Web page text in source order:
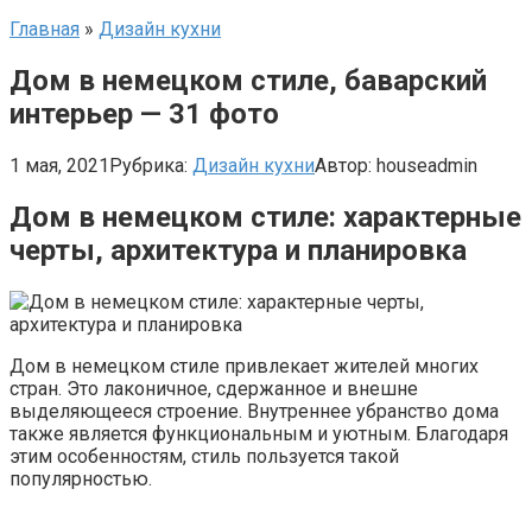
Главная » Дизайн кухни
Дом в немецком стиле, баварский
интерьер — 31 фото
1 мая, 2021Рубрика: Дизайн кухниАвтор: houseadmin
Дом в немецком стиле: характерные
черты, архитектура и планировка
Дом в немецком стиле привлекает жителей многих
стран. Это лаконичное, сдержанное и внешне
выделяющееся строение. Внутреннее убранство дома
также является функциональным и уютным. Благодаря
этим особенностям, стиль пользуется такой
популярностью.